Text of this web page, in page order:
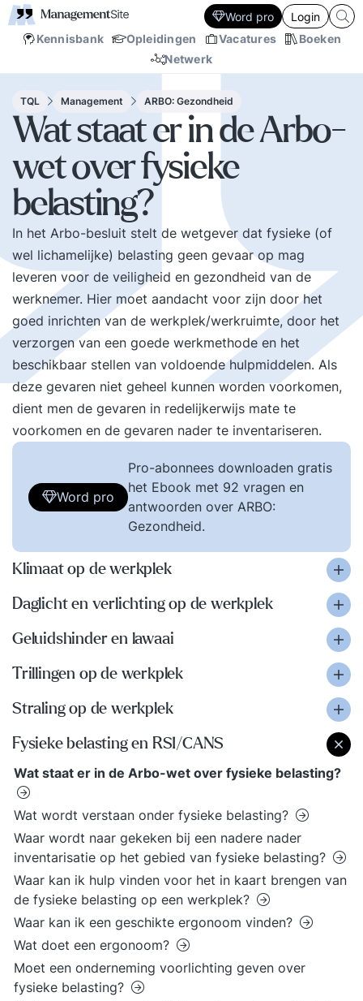
Kennisbank Opleidingen Vacatures
Boeken
Netwerk
Word pro Login
TQL Management ARBO: Gezondheid
Wat staat er in de Arbo-
wet over fysieke
belasting?
In het Arbo-besluit stelt de wetgever dat fysieke (of
wel lichamelijke) belasting geen gevaar op mag
leveren voor de veiligheid en gezondheid van de
werknemer. Hier moet aandacht voor zijn door het
goed inrichten van de werkplek/werkruimte, door het
verzorgen van een goede werkmethode en het
beschikbaar stellen van voldoende hulpmiddelen. Als
deze gevaren niet geheel kunnen worden voorkomen,
dient men de gevaren in redelijkerwijs mate te
voorkomen en de gevaren nader te inventariseren.
Word pro
Pro-abonnees downloaden gratis
het Ebook met 92 vragen en
antwoorden over ARBO:
Gezondheid.
Klimaat op de werkplek
Daglicht en verlichting op de werkplek
Geluidshinder en lawaai
Trillingen op de werkplek
Straling op de werkplek
Fysieke belasting en RSI/CANS
Wat staat er in de Arbo-wet over fysieke belasting?
Wat wordt verstaan onder fysieke belasting?
Waar wordt naar gekeken bij een nadere nader
inventarisatie op het gebied van fysieke belasting?
Waar kan ik hulp vinden voor het in kaart brengen van
de fysieke belasting op een werkplek?
Waar kan ik een geschikte ergonoom vinden?
Wat doet een ergonoom?
Moet een onderneming voorlichting geven over
fysieke belasting?